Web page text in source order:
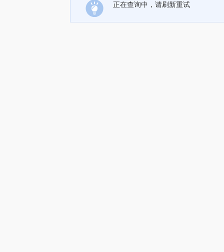
正在查询中，请刷新重试